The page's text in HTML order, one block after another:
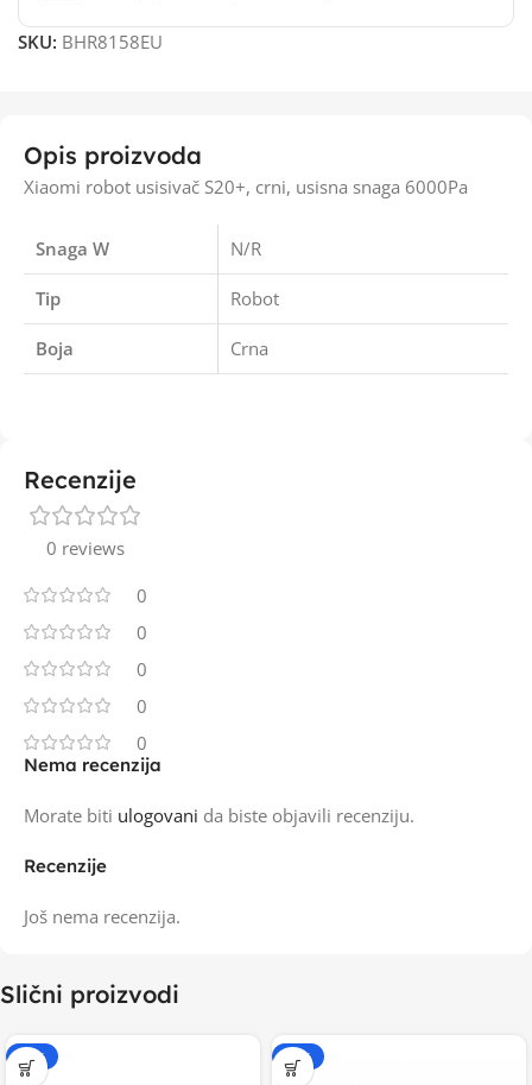
SKU: BHR8158EU
Opis proizvoda
Xiaomi robot usisivač S20+, crni, usisna snaga 6000Pa
Snaga W N/R
Tip Robot
Boja Crna
Recenzije
0 reviews
0
0
0
0
0
Recenzije
Još nema recenzija.
Nema recenzija
Morate biti ulogovani da biste objavili recenziju.
Slični proizvodi
-15% -15%